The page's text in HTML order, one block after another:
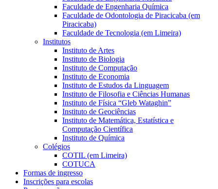
Faculdade de Engenharia Química
Faculdade de Odontologia de Piracicaba (em
Piracicaba)
Faculdade de Tecnologia (em Limeira)
Institutos
Instituto de Artes
Instituto de Biologia
Instituto de Computação
Instituto de Economia
Instituto de Estudos da Linguagem
Instituto de Filosofia e Ciências Humanas
Instituto de Física “Gleb Wataghin”
Instituto de Geociências
Instituto de Matemática, Estatística e
Computação Científica
Instituto de Química
Colégios
COTIL (em Limeira)
COTUCA
Formas de ingresso
Inscrições para escolas